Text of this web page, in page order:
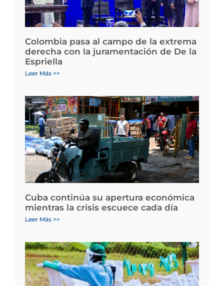
Colombia pasa al campo de la extrema
derecha con la juramentación de De la
Espriella
Leer Más >>
Cuba continúa su apertura económica
mientras la crisis escuece cada día
Leer Más >>